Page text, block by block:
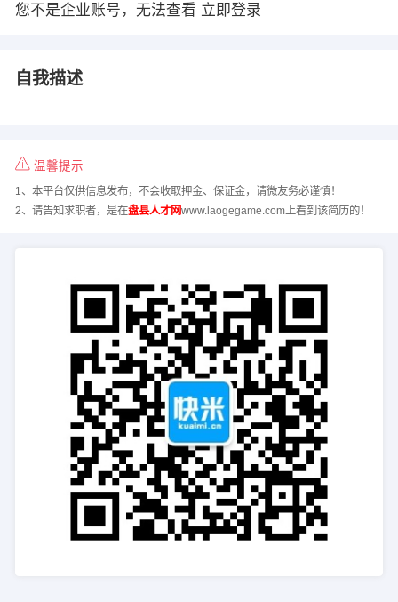
您不是企业账号，无法查看 立即登录
自我描述
温馨提示
1、本平台仅供信息发布，不会收取押金、保证金，请微友务必谨慎！
2、请告知求职者，是在盘县人才网www.laogegame.com上看到该简历的！